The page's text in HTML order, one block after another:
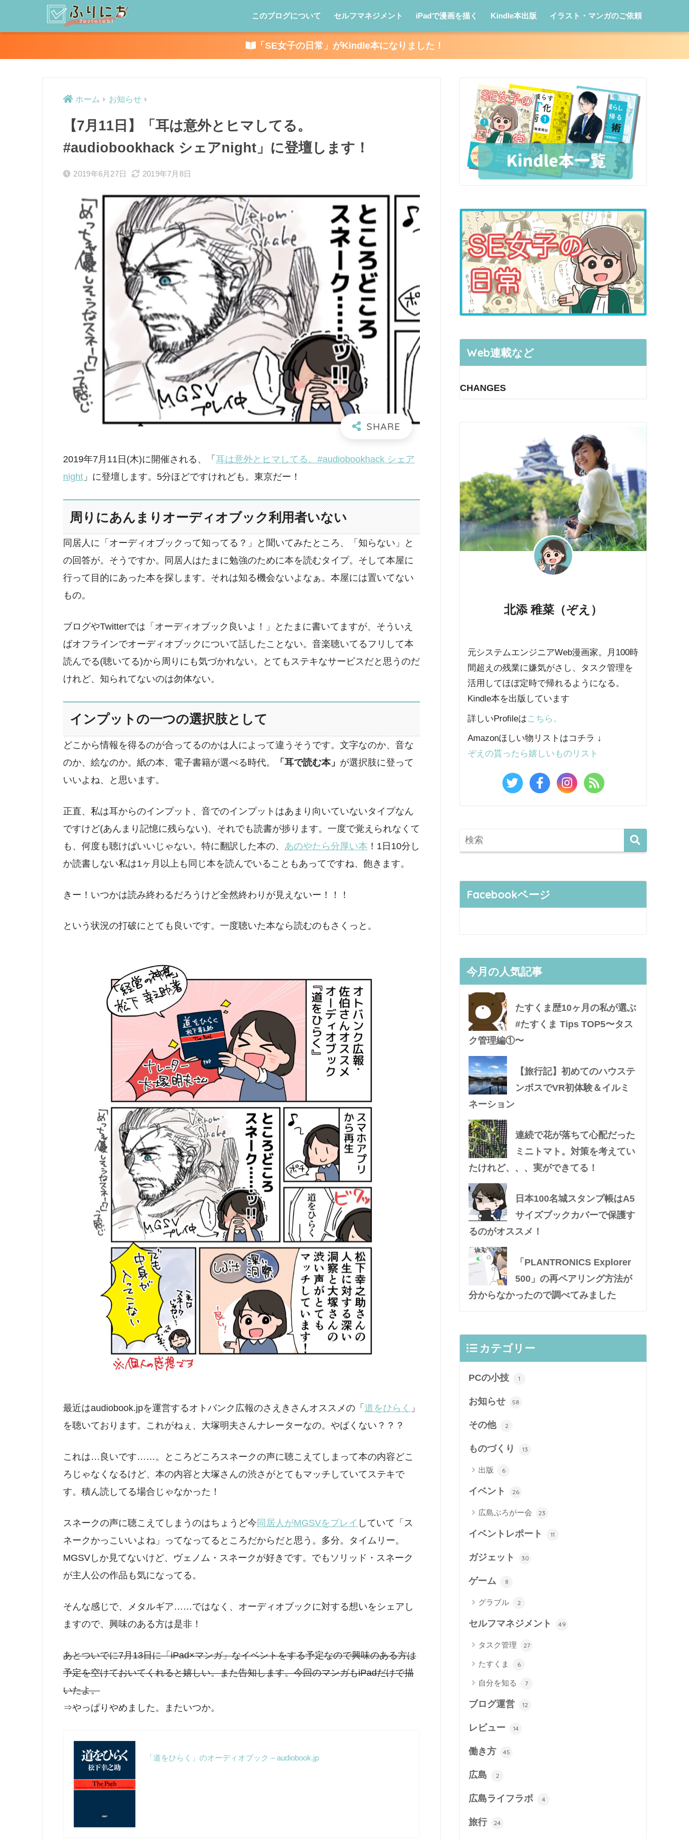
このブログについて セルフマネジメント iPadで漫画を描く Kindle本出版 イラスト・マンガのご依頼
「SE女子の日常」がKindle本になりました！
ホーム お知らせ
【7月11日】「耳は意外とヒマしてる。
#audiobookhack シェアnight」に登壇します！
2019年6月27日 2019年7月8日
2019年7月11日(木)に開催される、「 耳は意外とヒマしてる。#audiobookhack シェア
night 」に登壇します。5分ほどですけれども。東京だー！
周りにあんまりオーディオブック利用者いない
同居人に「オーディオブックって知ってる？」と聞いてみたところ、「知らない」と
の回答が。そうですか。同居人はたまに勉強のために本を読むタイプ。そして本屋に
行って目的にあった本を探します。それは知る機会ないよなぁ。本屋には置いてない
もの。
ブログやTwitterでは「オーディオブック良いよ！」とたまに書いてますが、そういえ
ばオフラインでオーディオブックについて話したことない。音楽聴いてるフリして本
読んでる(聴いてる)から周りにも気づかれない。とてもステキなサービスだと思うのだ
けれど、知られてないのは勿体ない。
インプットの一つの選択肢として
どこから情報を得るのが合ってるのかは人によって違うそうです。文字なのか、音な
のか、絵なのか。紙の本、電子書籍が選べる時代。
「耳で読む本」 が選択肢に登って
いいよね、と思います。
正直、私は耳からのインプット、音でのインプットはあまり向いていないタイプなん
ですけど(あんまり記憶に残らない)、それでも読書が捗ります。一度で覚えられなくて
も、何度も聴けばいいじゃない。特に翻訳した本の、 あのやたら分厚い本 ！1日10分し
か読書しない私は1ヶ月以上も同じ本を読んでいることもあってですね、飽きます。
きー！いつかは読み終わるだろうけど全然終わりが見えないー！！！
という状況の打破にとても良いです。一度聴いた本なら読むのもさくっと。
最近はaudiobook.jpを運営するオトバンク広報のさえきさんオススメの「 道をひらく 」
を聴いております。これがねぇ、大塚明夫さんナレーターなの。やばくない？？？
これは…良いです……。ところどころスネークの声に聴こえてしまって本の内容どこ
ろじゃなくなるけど、本の内容と大塚さんの渋さがとてもマッチしていてステキで
す。積ん読してる場合じゃなかった！
スネークの声に聴こえてしまうのはちょうど今 同居人がMGSVをプレイ していて「ス
ネークかっこいいよね」ってなってるところだからだと思う。多分。タイムリー。
MGSVしか見てないけど、ヴェノム・スネークが好きです。でもソリッド・スネーク
が主人公の作品も気になってる。
そんな感じで、メタルギア……ではなく、オーディオブックに対する想いをシェアし
ますので、興味のある方は是非！
あとついでに7月13日に「iPad×マンガ」なイベントをする予定なので興味のある方は
予定を空けておいてくれると嬉しい。また告知します。今回のマンガもiPadだけで描
いたよ。
⇒やっぱりやめました。またいつか。
「道をひらく」のオーディオブック – audiobook.jp
Web連載など
CHANGES
北添 稚菜（ぞえ）
元システムエンジニアWeb漫画家。月100時
間超えの残業に嫌気がさし、タスク管理を
活用してほぼ定時で帰れるようになる。
Kindle本を出版しています
詳しいProfileはこちら。
Amazonほしい物リストはコチラ ↓
ぞえの貰ったら嬉しいものリスト
Facebookページ
今月の人気記事
たすくま歴10ヶ月の私が選ぶ
#たすくま Tips TOP5〜タス
ク管理編①〜
【旅行記】初めてのハウステ
ンボスでVR初体験＆イルミ
ネーション
連続で花が落ちて心配だった
ミニトマト。対策を考えてい
たけれど、、、実ができてる！
日本100名城スタンプ帳はA5
サイズブックカバーで保護す
るのがオススメ！
「PLANTRONICS Explorer
500」の再ペアリング方法が
分からなかったので調べてみました
カテゴリー
PCの小技 1
お知らせ 58
その他 2
ものづくり 13
出版 6
イベント 26
広島ぶろがー会 23
イベントレポート 11
ガジェット 30
ゲーム 8
グラブル 2
セルフマネジメント 49
タスク管理 27
たすくま 6
自分を知る 7
ブログ運営 12
レビュー 14
働き方 45
広島 2
広島ライフラボ 4
旅行 24